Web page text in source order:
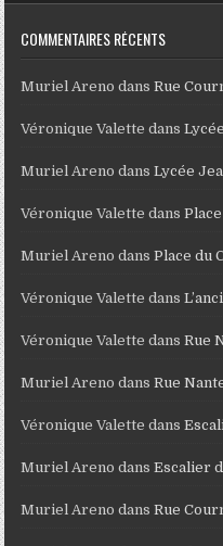
COMMENTAIRES RÉCENTS
Muriel Areno dansRue
Véronique Valette dans
Muriel Areno dansLycée
Véronique Valette dans
Muriel Areno dansPlace du
Véronique Valette dans
Véronique Valette dansRue
Muriel Areno dansRue
Véronique Valette dans
Muriel Areno dansEscalier
Muriel Areno dansRue